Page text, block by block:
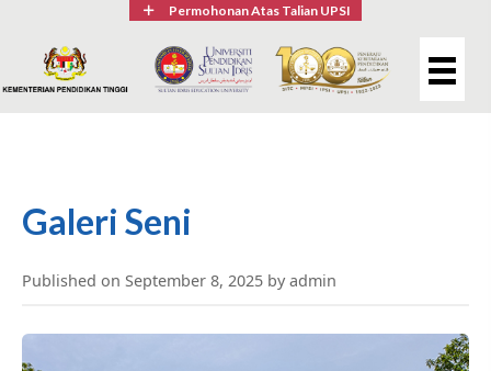
Permohonan Atas Talian UPSI
Galeri Seni
Published on September 8, 2025 by admin